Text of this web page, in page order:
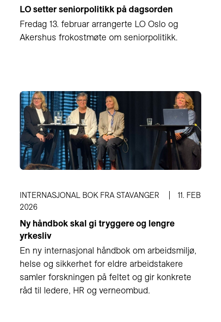
LO setter seniorpolitikk på dagsorden
Fredag 13. februar arrangerte LO Oslo og
Akershus frokostmøte om seniorpolitikk.
INTERNASJONAL BOK FRA STAVANGER
11. FEB
2026
Ny håndbok skal gi tryggere og lengre
yrkesliv
En ny internasjonal håndbok om arbeidsmiljø,
helse og sikkerhet for eldre arbeidstakere
samler forskningen på feltet og gir konkrete
råd til ledere, HR og verneombud.